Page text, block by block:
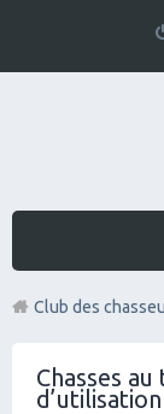
Club des
Chasses
d’utilisation